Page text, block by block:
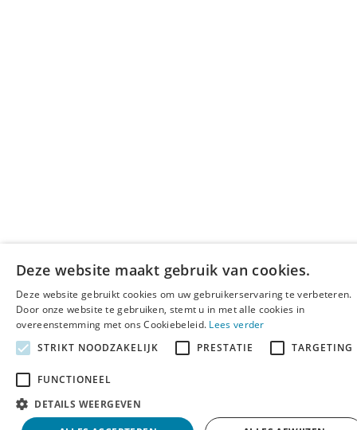
Deze website maakt gebruik van cookies.
Deze website gebruikt cookies om uw gebruikerservaring te verbeteren.
Door onze website te gebruiken, stemt u in met alle cookies in
overeenstemming met ons Cookiebeleid. Lees verder
STRIKT NOODZAKELIJK
PRESTATIE TARGETING
FUNCTIONEEL
DETAILS WEERGEVEN